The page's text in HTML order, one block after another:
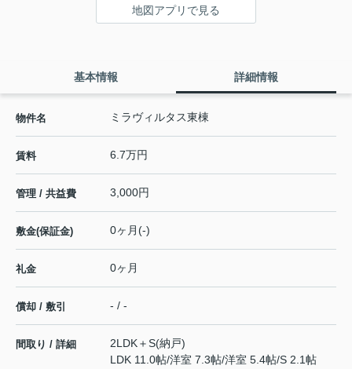
地図アプリで見る
基本情報 詳細情報
物件名 ミラヴィルタス東棟
賃料 6.7万円
管理 / 共益費 3,000円
敷金(保証金) 0ヶ月(-)
礼金 0ヶ月
償却 / 敷引 - / -
間取り / 詳細
2LDK＋S(納戸)
LDK 11.0帖/洋室 7.3帖/洋室 5.4帖/S 2.1帖